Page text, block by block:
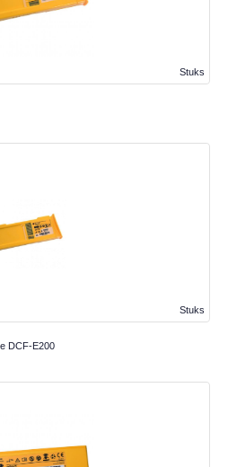
Stuks
Stuks
DCF-E200